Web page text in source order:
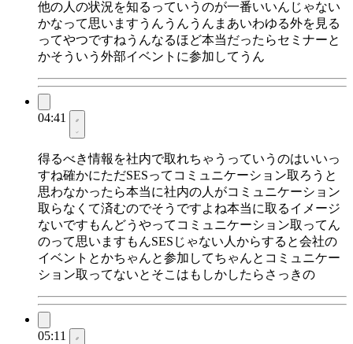
他の人の状況を知るっていうのが一番いいんじゃない
かなって思いますうんうんうんまあいわゆる外を見る
ってやつですねうんなるほど本当だったらセミナーと
かそういう外部イベントに参加してうん
04:41
得るべき情報を社内で取れちゃうっていうのはいいっ
すね確かにただSESってコミュニケーション取ろうと
思わなかったら本当に社内の人がコミュニケーション
取らなくて済むのでそうですよね本当に取るイメージ
ないですもんどうやってコミュニケーション取ってん
のって思いますもんSESじゃない人からすると会社の
イベントとかちゃんと参加してちゃんとコミュニケー
ション取ってないとそこはもしかしたらさっきの
05:11